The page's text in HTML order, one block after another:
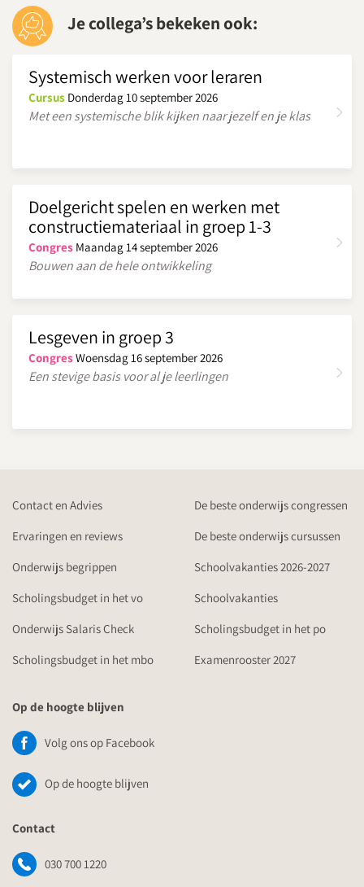
Je collega’s bekeken ook:
Systemisch werken voor leraren
Cursus Donderdag 10 september 2026
Met een systemische blik kijken naar jezelf en je klas
Doelgericht spelen en werken met
constructiemateriaal in groep 1-3
Congres Maandag 14 september 2026
Bouwen aan de hele ontwikkeling
Lesgeven in groep 3
Congres Woensdag 16 september 2026
Een stevige basis voor al je leerlingen
Contact en Advies
De beste onderwijs congressen
Ervaringen en reviews
De beste onderwijs cursussen
Onderwijs begrippen
Schoolvakanties 2026-2027
Scholingsbudget in het vo
Schoolvakanties
Onderwijs Salaris Check
Scholingsbudget in het po
Scholingsbudget in het mbo
Examenrooster 2027
Op de hoogte blijven
Volg ons op Facebook
Op de hoogte blijven
Contact
030 700 1220